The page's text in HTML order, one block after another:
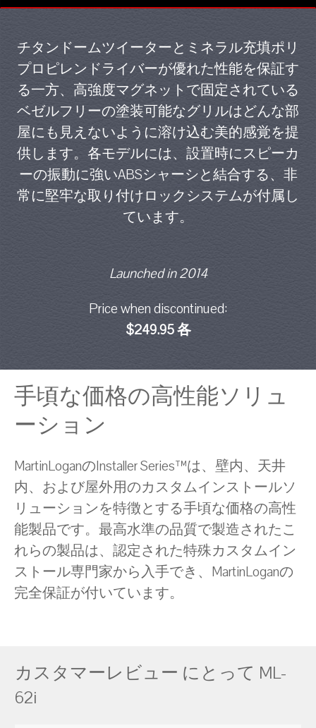
チタンドームツイーターとミネラル充填ポリ
プロピレンドライバーが優れた性能を保証す
る一方、高強度マグネットで固定されている
ベゼルフリーの塗装可能なグリルはどんな部
屋にも見えないように溶け込む美的感覚を提
供します。各モデルには、設置時にスピーカ
ーの振動に強いABSシャーシと結合する、非
常に堅牢な取り付けロックシステムが付属し
ています。
Launched in 2014
Price when discontinued:
$249.95 各
手頃な価格の高性能ソリュ
ーション
MartinLoganのInstaller Series™は、壁内、天井
内、および屋外用のカスタムインストールソ
リューションを特徴とする手頃な価格の高性
能製品です。最高水準の品質で製造されたこ
れらの製品は、認定された特殊カスタムイン
ストール専門家から入手でき、MartinLoganの
完全保証が付いています。
カスタマーレビュー にとって ML-
62i